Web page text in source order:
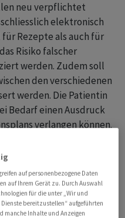
neu verpflichtet
elektronisch
Rezepte als auch für
Risiko falscher
werden. Zudem soll
den verschiedenen
werden. Die Patientin
Bedarf einen Ausdruck
verlangen können.
dazu bei, Fälschungen
von
sagte
auf personenbezogene Daten
auf Ihrem Gerät zu. Durch Auswahl
für die unter „Wir und
bereitzustellen“ aufgeführten
manche Inhalte und Anzeigen